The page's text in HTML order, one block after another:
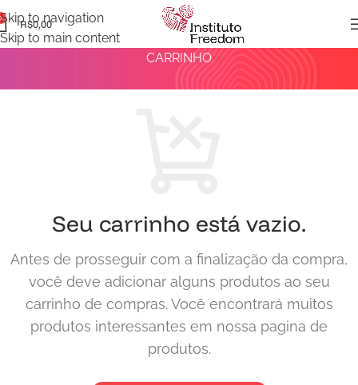
Skip to navigation
Skip to main content
R$0,00
CARRINHO
Seu carrinho está vazio.
Antes de prosseguir com a finalização da compra,
você deve adicionar alguns produtos ao seu
carrinho de compras.Você encontrará muitos
produtos interessantes em nossa pagina de
produtos.